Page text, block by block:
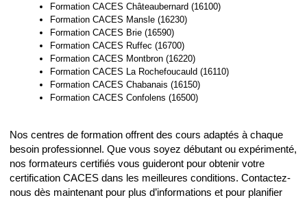
Formation CACES Châteaubernard (16100)
Formation CACES Mansle (16230)
Formation CACES Brie (16590)
Formation CACES Ruffec (16700)
Formation CACES Montbron (16220)
Formation CACES La Rochefoucauld (16110)
Formation CACES Chabanais (16150)
Formation CACES Confolens (16500)
Nos centres de formation offrent des cours adaptés à chaque
besoin professionnel. Que vous soyez débutant ou expérimenté,
nos formateurs certifiés vous guideront pour obtenir votre
certification CACES dans les meilleures conditions. Contactez-
nous dès maintenant pour plus d’informations et pour planifier